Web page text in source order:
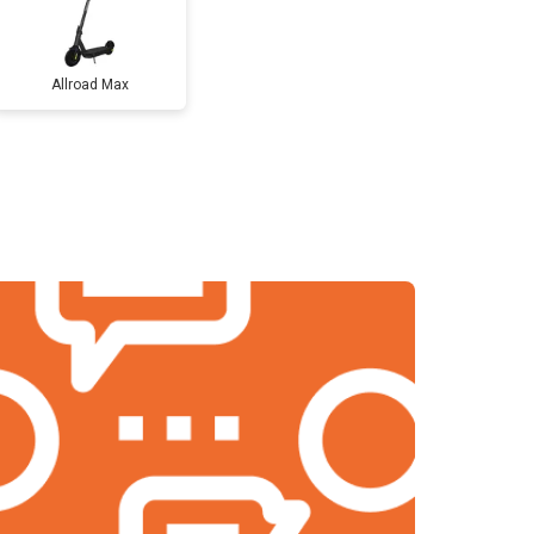
от 1200 ₽
от 1100 ₽
от 1200 ₽ Заказать
Allroad Max